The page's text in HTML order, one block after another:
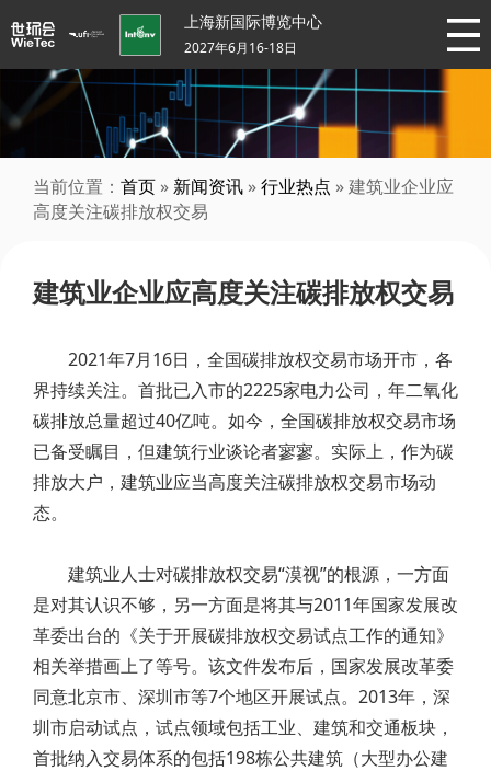
上海新国际博览中心
2027年6月16-18日
当前位置： 首页 » 新闻资讯 »行业热点 » 建筑业企业应
高度关注碳排放权交易
建筑业企业应高度关注碳排放权交易
2021年7月16日，全国碳排放权交易市场开市，各
界持续关注。首批已入市的2225家电力公司，年二氧化
碳排放总量超过40亿吨。如今，全国碳排放权交易市场
已备受瞩目，但建筑行业谈论者寥寥。实际上，作为碳
排放大户，建筑业应当高度关注碳排放权交易市场动
态。
建筑业人士对碳排放权交易“漠视”的根源，一方面
是对其认识不够，另一方面是将其与2011年国家发展改
革委出台的《关于开展碳排放权交易试点工作的通知》
相关举措画上了等号。该文件发布后，国家发展改革委
同意北京市、深圳市等7个地区开展试点。2013年，深
圳市启动试点，试点领域包括工业、建筑和交通板块，
首批纳入交易体系的包括198栋公共建筑（大型办公建